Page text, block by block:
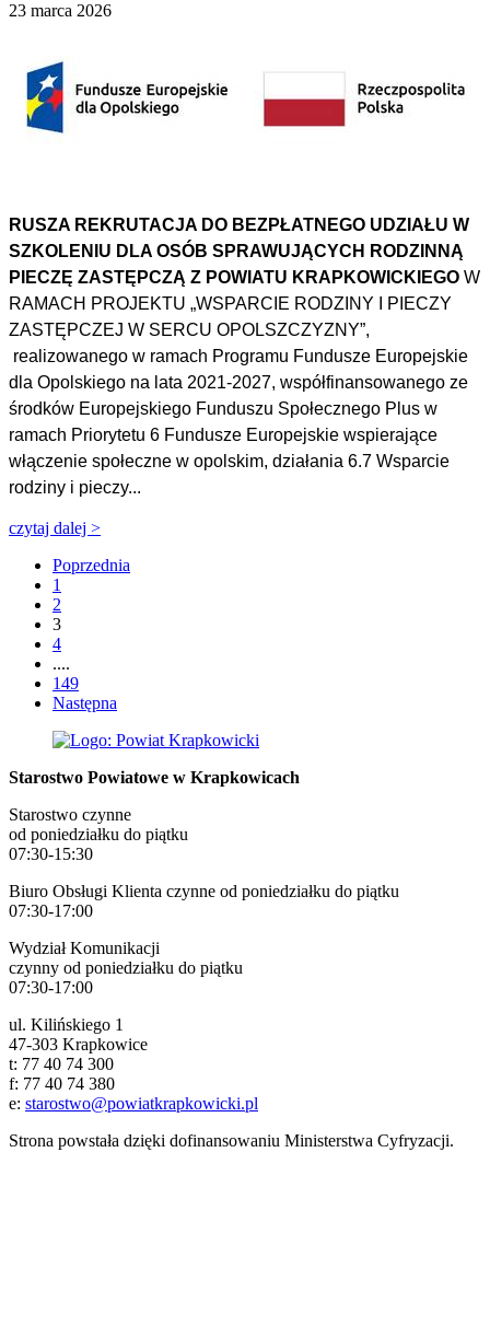
23 marca 2026
RUSZA REKRUTACJA DO BEZPŁATNEGO UDZIAŁU W
SZKOLENIU DLA OSÓB SPRAWUJĄCYCH RODZINNĄ
PIECZĘ ZASTĘPCZĄ Z POWIATU KRAPKOWICKIEGO W
RAMACH PROJEKTU „WSPARCIE RODZINY I PIECZY
ZASTĘPCZEJ W SERCU OPOLSZCZYZNY”,
realizowanego w ramach Programu Fundusze Europejskie
dla Opolskiego na lata 2021-2027, współfinansowanego ze
środków Europejskiego Funduszu Społecznego Plus w
ramach Priorytetu 6 Fundusze Europejskie wspierające
włączenie społeczne w opolskim, działania 6.7 Wsparcie
rodziny i pieczy...
czytaj dalej >
Poprzednia
1
2
3
4
....
149
Następna
Starostwo Powiatowe w Krapkowicach
Starostwo czynne
od poniedziałku do piątku
07:30-15:30
Biuro Obsługi Klienta czynne od poniedziałku do piątku
07:30-17:00
Wydział Komunikacji
czynny od poniedziałku do piątku
07:30-17:00
ul. Kilińskiego 1
47-303 Krapkowice
t: 77 40 74 300
f: 77 40 74 380
e: starostwo@powiatkrapkowicki.pl
Strona powstała dzięki dofinansowaniu Ministerstwa Cyfryzacji.